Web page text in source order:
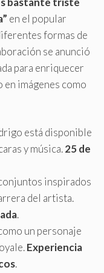
en el popular
formas de
se anunció
para enriquecer
imágenes como
está disponible
y música.25 de
inspirados
del artista.
.
un personaje
Experiencia
.